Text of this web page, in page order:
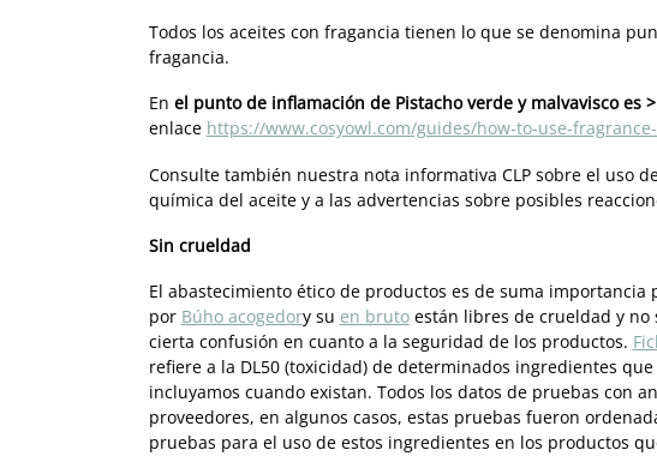
Todos los aceites con fragancia tienen lo que se denomina
fragancia.
En el punto de inflamación de Pistacho verde y malvavisco es
enlace https://www.cosyowl.com/guides/how-to-use-
Consulte también nuestra nota informativa CLP sobre el uso
química del aceite y a las advertencias sobre posibles
Sin crueldad
El abastecimiento ético de productos es de suma
por Búho acogedory su en brutoestán libres de crueldad y no
cierta confusión en cuanto a la seguridad de los productos.
refiere a la DL50 (toxicidad) de determinados ingredientes
incluyamos cuando existan. Todos los datos de pruebas con
proveedores, en algunos casos, estas pruebas fueron
pruebas para el uso de estos ingredientes en los productos